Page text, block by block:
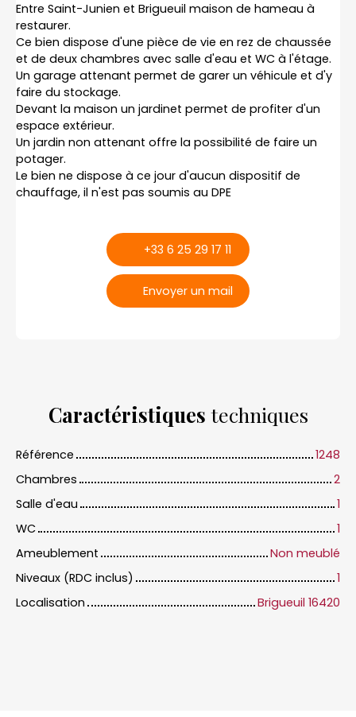
Entre Saint-Junien et Brigueuil maison de hameau à
restaurer.
Ce bien dispose d'une pièce de vie en rez de chaussée
et de deux chambres avec salle d'eau et WC à l'étage.
Un garage attenant permet de garer un véhicule et d'y
faire du stockage.
Devant la maison un jardinet permet de profiter d'un
espace extérieur.
Un jardin non attenant offre la possibilité de faire un
potager.
Le bien ne dispose à ce jour d'aucun dispositif de
chauffage, il n'est pas soumis au DPE
+33 6 25 29 17 11
Envoyer un mail
Caractéristiques techniques
Référence
1248
Chambres
2
Salle d'eau
1
WC
1
Ameublement
Non meublé
Niveaux (RDC inclus)
1
Localisation
Brigueuil 16420